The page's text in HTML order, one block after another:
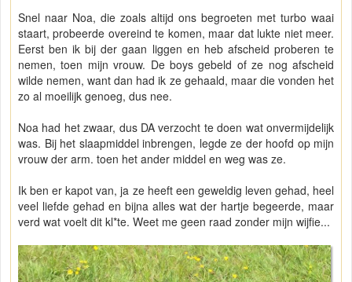
Snel naar Noa, die zoals altijd ons begroeten met turbo waai
staart, probeerde overeind te komen, maar dat lukte niet meer.
Eerst ben ik bij der gaan liggen en heb afscheid proberen te
nemen, toen mijn vrouw. De boys gebeld of ze nog afscheid
wilde nemen, want dan had ik ze gehaald, maar die vonden het
zo al moeilijk genoeg, dus nee.
Noa had het zwaar, dus DA verzocht te doen wat onvermijdelijk
was. Bij het slaapmiddel inbrengen, legde ze der hoofd op mijn
vrouw der arm. toen het ander middel en weg was ze.
Ik ben er kapot van, ja ze heeft een geweldig leven gehad, heel
veel liefde gehad en bijna alles wat der hartje begeerde, maar
verd wat voelt dit kl*te. Weet me geen raad zonder mijn wijfie...